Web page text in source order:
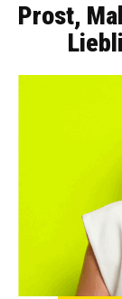
Prost,